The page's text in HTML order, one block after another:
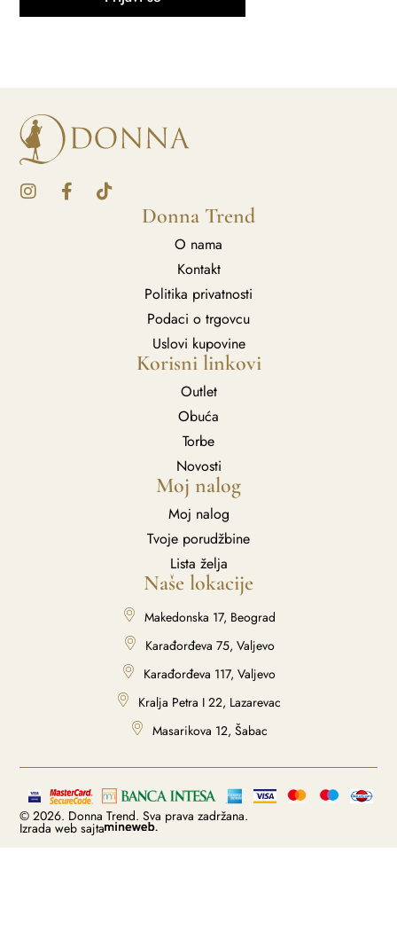
Donna Trend
O nama
Kontakt
Politika privatnosti
Podaci o trgovcu
Uslovi kupovine
Korisni linkovi
Outlet
Obuća
Torbe
Novosti
Moj nalog
Moj nalog
Tvoje porudžbine
Lista želja
Naše lokacije
Makedonska 17, Beograd
Karađorđeva 75, Valjevo
Karađorđeva 117, Valjevo
Kralja Petra I 22, Lazarevac
Masarikova 12, Šabac
© 2026. Donna Trend. Sva prava zadržana.
Izrada web sajta